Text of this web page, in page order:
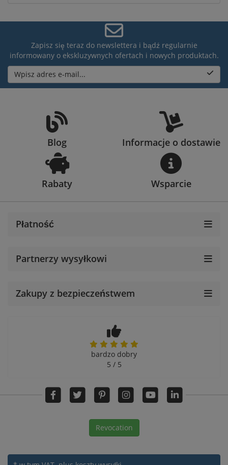
Zapisz się teraz do newslettera i bądź regularnie
informowany o ekskluzywnych ofertach i nowych produktach.
Wpisz adres e-mail...
Blog Informacje o dostawie
Rabaty Wsparcie
Płatność
Partnerzy wysyłkowi
Zakupy z bezpieczeństwem
bardzo dobry
5 / 5
Revocation